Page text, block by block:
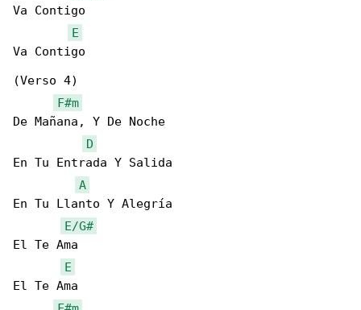
Va Contigo
E
Va Contigo
(Verso 4)
F#m
De Mañana, Y De Noche
D
En Tu Entrada Y Salida
A
En Tu Llanto Y Alegría
E/G#
El Te Ama
E
El Te Ama